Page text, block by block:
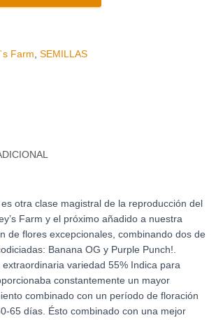
Farm SEMILLAS
otra clase magistral de la reproducción del
Farm y el próximo añadido a nuestra
de flores excepcionales, combinando dos de
Banana OG y Purple Punch!.
variedad 55% Indica para
constantemente un mayor
combinado con un período de floración
65 días. Ésto combinado con una mejor